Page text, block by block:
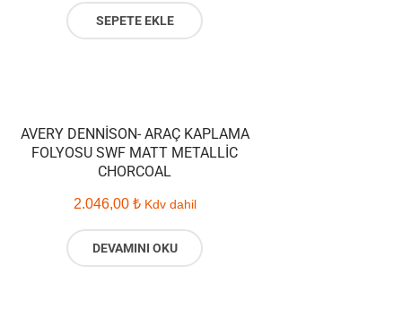
SEPETE EKLE
AVERY DENNISON- ARAÇ KAPLAMA
FOLYOSU SWF MATT METALLIC
CHORCOAL
2.046,00 ₺ Kdv dahil
DEVAMINI OKU